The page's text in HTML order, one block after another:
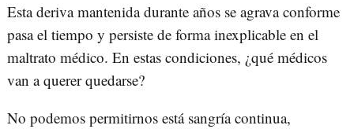
Esta deriva mantenida durante años se agrava conforme
pasa el tiempo y persiste de forma inexplicable en el
maltrato médico. En estas condiciones, ¿qué médicos
van a querer quedarse?
No podemos permitirnos está sangría continua,